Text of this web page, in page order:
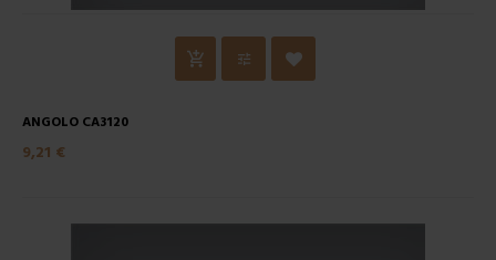
ANGOLO CA3120
9,21 €